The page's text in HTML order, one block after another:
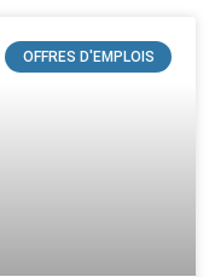
OFFRES D'EMPLOIS